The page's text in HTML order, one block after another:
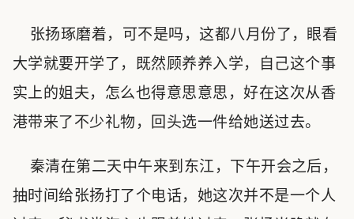
张扬琢磨着，可不是吗，这都八月份了，眼看
大学就要开学了，既然顾养养入学，自己这个事
实上的姐夫，怎么也得意思意思，好在这次从香
港带来了不少礼物，回头选一件给她送过去。
秦清在第二天中午来到东江，下午开会之后，
抽时间给张扬打了个电话，她这次并不是一个人